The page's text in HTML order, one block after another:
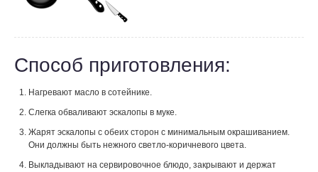
Способ приготовления:
Нагревают масло в сотейнике.
Слегка обваливают эскалопы в муке.
Жарят эскалопы с обеих сторон с минимальным окрашиванием.
Они должны быть нежного светло-коричневого цвета.
Выкладывают на сервировочное блюдо, закрывают и держат